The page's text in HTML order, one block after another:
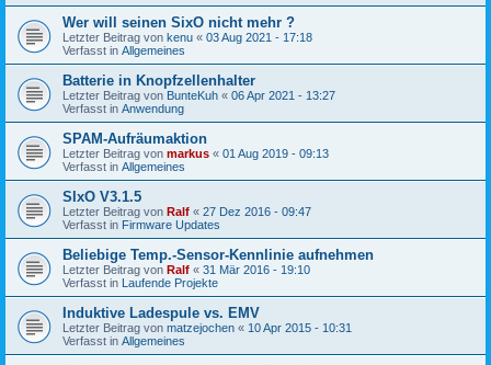
Wer will seinen SixO nicht mehr ?
Letzter Beitrag von kenu « 03 Aug 2021 - 17:18
Verfasst in Allgemeines
Batterie in Knopfzellenhalter
Letzter Beitrag von BunteKuh « 06 Apr 2021 - 13:27
Verfasst in Anwendung
SPAM-Aufräumaktion
Letzter Beitrag von markus « 01 Aug 2019 - 09:13
Verfasst in Allgemeines
SIxO V3.1.5
Letzter Beitrag von Ralf « 27 Dez 2016 - 09:47
Verfasst in Firmware Updates
Beliebige Temp.-Sensor-Kennlinie aufnehmen
Letzter Beitrag von Ralf « 31 Mär 2016 - 19:10
Verfasst in Laufende Projekte
Induktive Ladespule vs. EMV
Letzter Beitrag von matzejochen « 10 Apr 2015 - 10:31
Verfasst in Allgemeines